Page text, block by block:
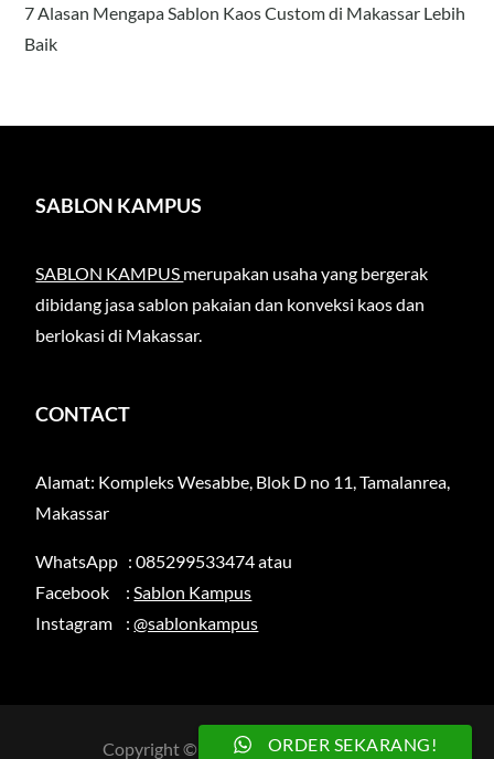
7 Alasan Mengapa Sablon Kaos Custom di Makassar Lebih
Baik
SABLON KAMPUS
SABLON KAMPUS merupakan usaha yang bergerak
dibidang jasa sablon pakaian dan konveksi kaos dan
berlokasi di Makassar.
CONTACT
Alamat: Kompleks Wesabbe, Blok D no 11, Tamalanrea,
Makassar
WhatsApp : 085299533474 atau
Facebook : Sablon Kampus
Instagram :@sablonkampus
Copyright © 2026sablonkampus.com.
ORDER SEKARANG!